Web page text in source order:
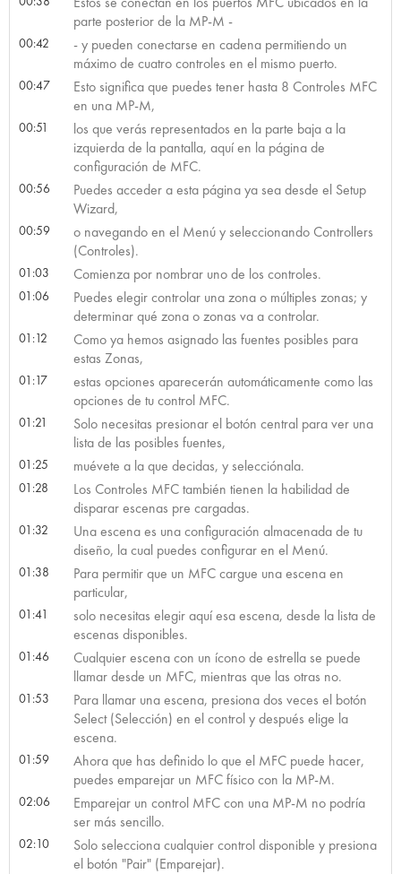
parte posterior de la MP-M -
00:42
- y pueden conectarse en cadena permitiendo un
máximo de cuatro controles en el mismo puerto.
00:47
Esto significa que puedes tener hasta 8 Controles MFC
en una MP-M,
00:51
los que verás representados en la parte baja a la
izquierda de la pantalla, aquí en la página de
configuración de MFC.
00:56
Puedes acceder a esta página ya sea desde el Setup
Wizard,
00:59
o navegando en el Menú y seleccionando Controllers
(Controles).
01:03 Comienza por nombrar uno de los controles.
01:06
Puedes elegir controlar una zona o múltiples zonas; y
determinar qué zona o zonas va a controlar.
01:12
Como ya hemos asignado las fuentes posibles para
estas Zonas,
01:17
estas opciones aparecerán automáticamente como las
opciones de tu control MFC.
01:21
Solo necesitas presionar el botón central para ver una
lista de las posibles fuentes,
01:25 muévete a la que decidas, y selecciónala.
01:28
Los Controles MFC también tienen la habilidad de
disparar escenas pre cargadas.
01:32
Una escena es una configuración almacenada de tu
diseño, la cual puedes configurar en el Menú.
01:38
Para permitir que un MFC cargue una escena en
particular,
01:41
solo necesitas elegir aquí esa escena, desde la lista de
escenas disponibles.
01:46
Cualquier escena con un ícono de estrella se puede
llamar desde un MFC, mientras que las otras no.
01:53
Para llamar una escena, presiona dos veces el botón
Select (Selección) en el control y después elige la
escena.
01:59
Ahora que has definido lo que el MFC puede hacer,
puedes emparejar un MFC físico con la MP-M.
02:06
Emparejar un control MFC con una MP-M no podría
ser más sencillo.
02:10
Solo selecciona cualquier control disponible y presiona
el botón "Pair" (Emparejar).